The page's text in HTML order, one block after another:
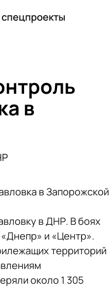
спецпроекты
в
в Запорожской
в ДНР. В боях
и «Центр».
территорий
около 1 305